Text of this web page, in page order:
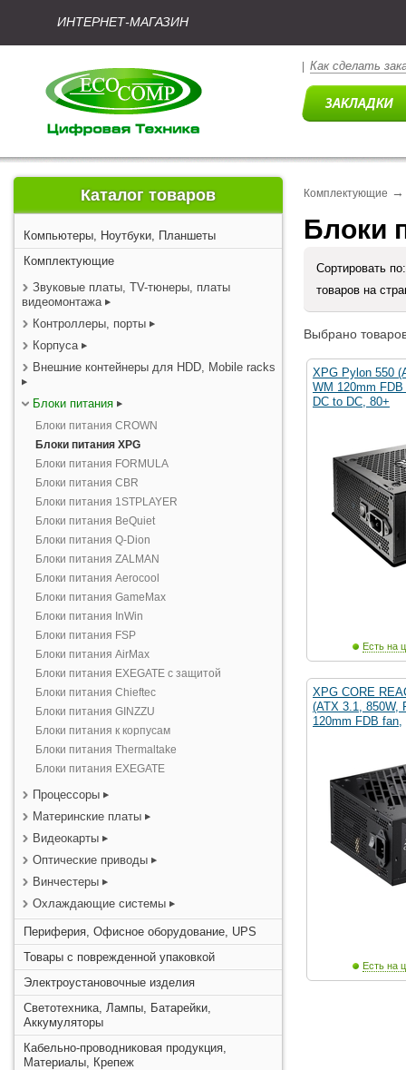
ИНТЕРНЕТ-МАГАЗИН
Как сделать
Каталог товаров
Компьютеры, Ноутбуки, Планшеты
Комплектующие
Звуковые платы, TV-тюнеры, платы
видеомонтажа
Контроллеры, порты
Корпуса
Внешние контейнеры для HDD, Mobile racks
Блоки питания
Блоки питания CROWN
Блоки питания XPG
Блоки питания FORMULA
Блоки питания CBR
Блоки питания 1STPLAYER
Блоки питания BeQuiet
Блоки питания Q-Dion
Блоки питания ZALMAN
Блоки питания Aerocool
Блоки питания GameMax
Блоки питания InWin
Блоки питания FSP
Блоки питания AirMax
Блоки питания EXEGATE с защитой
Блоки питания Chieftec
Блоки питания GINZZU
Блоки питания к корпусам
Блоки питания Thermaltake
Блоки питания EXEGATE
Процессоры
Материнские платы
Видеокарты
Оптические приводы
Винчестеры
Охлаждающие системы
Периферия, Офисное оборудование, UPS
Товары с поврежденной упаковкой
Электроустановочные изделия
Светотехника, Лампы, Батарейки,
Аккумуляторы
Кабельно-проводниковая продукция,
Материалы, Крепеж
Комплектующие →
Блоки
Сортировать
товаров на
Выбрано
XPG Pylon 550
WM 120mm
DC to DC, 80+
Есть на
XPG CORE
(ATX 3.1, 850W,
120mm FDB fan,
Есть на